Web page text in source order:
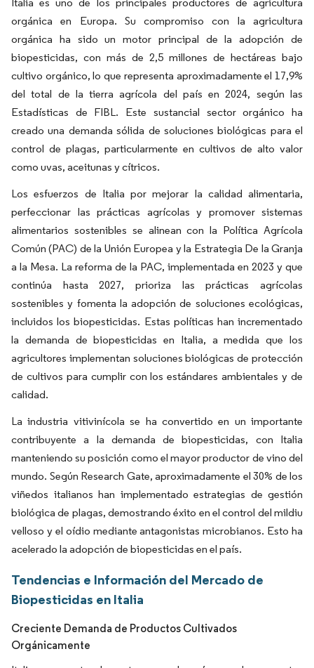
orgánica en Europa. Su compromiso con la agricultura
orgánica ha sido un motor principal de la adopción de
biopesticidas, con más de 2,5 millones de hectáreas bajo
cultivo orgánico, lo que representa aproximadamente el 17,9%
del total de la tierra agrícola del país en 2024, según las
Estadísticas de FIBL. Este sustancial sector orgánico ha
creado una demanda sólida de soluciones biológicas para el
control de plagas, particularmente en cultivos de alto valor
como uvas, aceitunas y cítricos.
Los esfuerzos de Italia por mejorar la calidad alimentaria,
perfeccionar las prácticas agrícolas y promover sistemas
alimentarios sostenibles se alinean con la Política Agrícola
Común (PAC) de la Unión Europea y la Estrategia De la Granja
a la Mesa. La reforma de la PAC, implementada en 2023 y que
continúa hasta 2027, prioriza las prácticas agrícolas
sostenibles y fomenta la adopción de soluciones ecológicas,
incluidos los biopesticidas. Estas políticas han incrementado
la demanda de biopesticidas en Italia, a medida que los
agricultores implementan soluciones biológicas de protección
de cultivos para cumplir con los estándares ambientales y de
calidad.
La industria vitivinícola se ha convertido en un importante
contribuyente a la demanda de biopesticidas, con Italia
manteniendo su posición como el mayor productor de vino del
mundo. Según Research Gate, aproximadamente el 30% de los
viñedos italianos han implementado estrategias de gestión
biológica de plagas, demostrando éxito en el control del mildiu
velloso y el oídio mediante antagonistas microbianos. Esto ha
acelerado la adopción de biopesticidas en el país.
Tendencias e Información del Mercado de
Biopesticidas en Italia
Creciente Demanda de Productos Cultivados
Orgánicamente